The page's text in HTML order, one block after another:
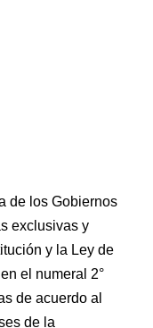
de los Gobiernos
exclusivas y
y la Ley de
el numeral 2°
de acuerdo al
de la